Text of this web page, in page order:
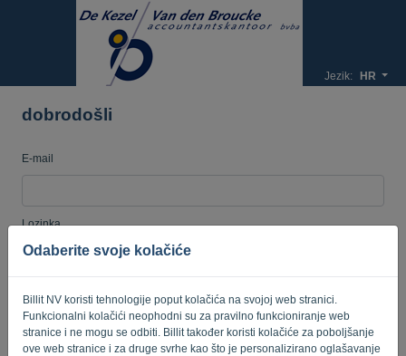
Odaberite svoje kolačiće
Billit NV koristi tehnologije poput kolačića na svojoj web stranici.
Funkcionalni kolačići neophodni su za pravilno funkcioniranje web
stranice i ne mogu se odbiti. Billit također koristi kolačiće za poboljšanje
ove web stranice i za druge svrhe kao što je personalizirano oglašavanje
Jezik: HR
dobrodošli
E-mail
Lozinka
Podsjeti me Zaboravljena lozinka?
PRIJAVI SE